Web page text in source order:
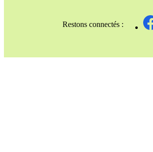
Restons connectés :